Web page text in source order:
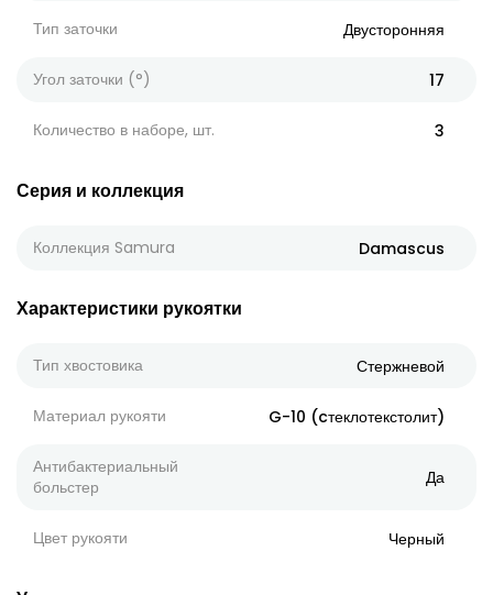
Тип заточки Двусторонняя
Угол заточки (°) 17
Количество в наборе, шт. 3
Серия и коллекция
Коллекция Samura Damascus
Характеристики рукоятки
Тип хвостовика Стержневой
Материал рукояти G-10 (cтеклотекстолит)
Антибактериальный
больстер
Да
Цвет рукояти Черный